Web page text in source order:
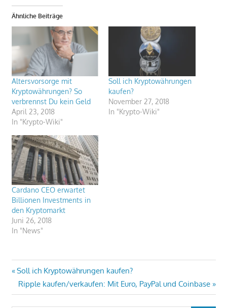
Ähnliche Beiträge
Altersvorsorge mit
Kryptowährungen? So
verbrennst Du kein Geld
April 23, 2018
In "Krypto-Wiki"
Soll ich Kryptowährungen
kaufen?
November 27, 2018
In "Krypto-Wiki"
Cardano CEO erwartet
Billionen Investments in
den Kryptomarkt
Juni 26, 2018
In "News"
Beitragsnavigation
Vorheriger
Beitrag:
Soll ich Kryptowährungen kaufen?
Nächster
Beitrag:
Ripple kaufen/verkaufen: Mit Euro, PayPal und Coinbase